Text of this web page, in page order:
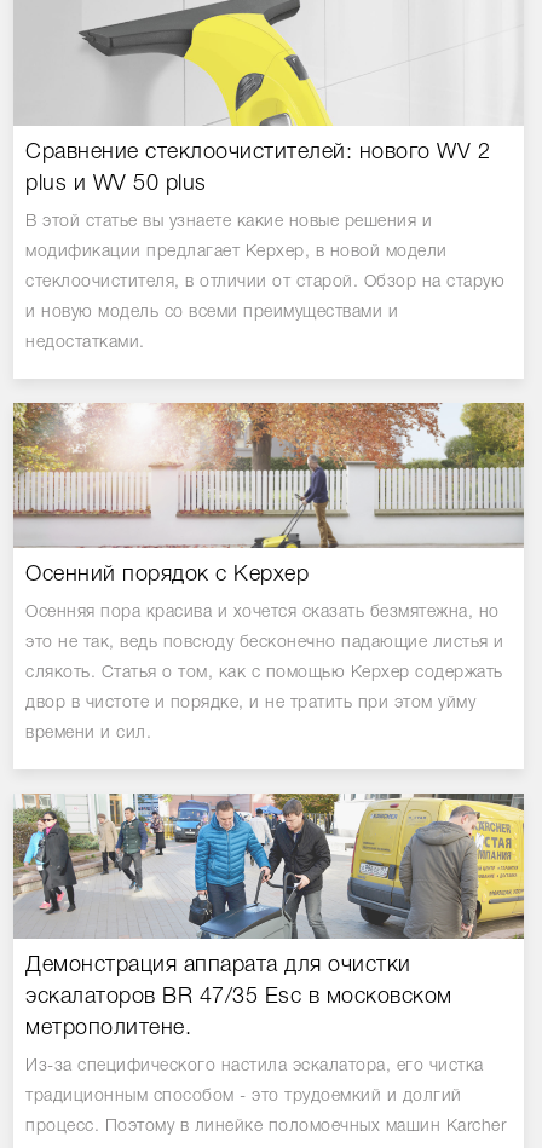
Сравнение стеклоочистителей: нового WV 2
plus и WV 50 plus
В этой статье вы узнаете какие новые решения и
модификации предлагает Керхер, в новой модели
стеклоочистителя, в отличии от старой. Обзор на старую
и новую модель со всеми преимуществами и
недостатками.
Осенний порядок с Керхер
Осенняя пора красива и хочется сказать безмятежна, но
это не так, ведь повсюду бесконечно падающие листья и
слякоть. Статья о том, как с помощью Керхер содержать
двор в чистоте и порядке, и не тратить при этом уйму
времени и сил.
Демонстрация аппарата для очистки
эскалаторов BR 47/35 Esc в московском
метрополитене.
Из-за специфического настила эскалатора, его чистка
традиционным способом - это трудоемкий и долгий
процесс. Поэтому в линейке поломоечных машин Karcher